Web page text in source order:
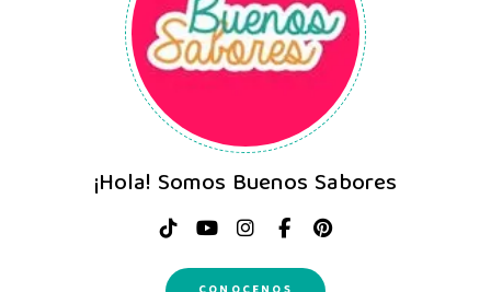
¡Hola! Somos Buenos Sabores